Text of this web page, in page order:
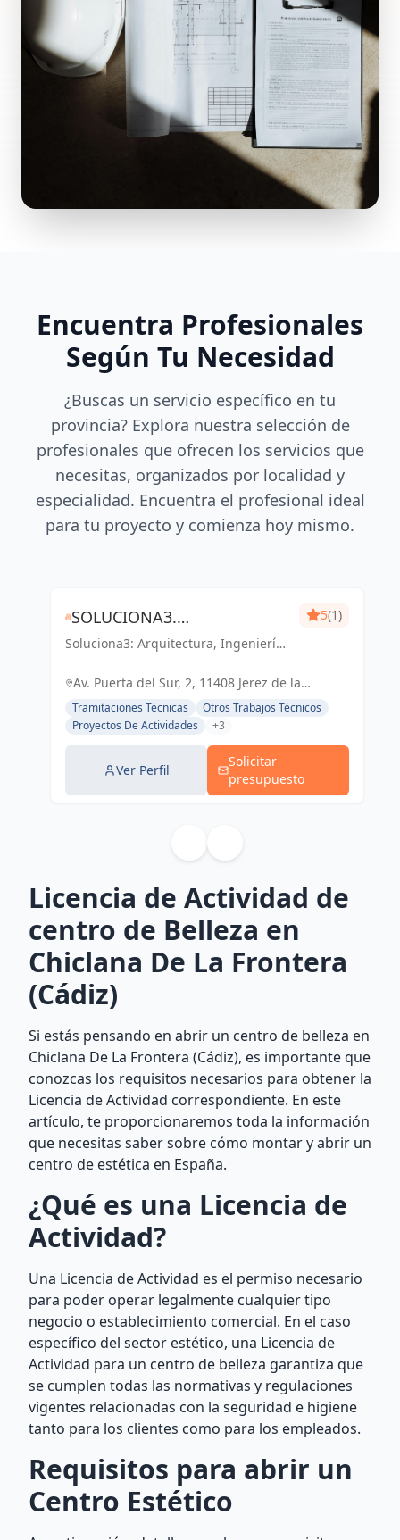
Encuentra Profesionales
Según Tu Necesidad
¿Buscas un servicio específico en tu
provincia? Explora nuestra selección de
profesionales que ofrecen los servicios que
necesitas, organizados por localidad y
especialidad. Encuentra el profesional ideal
para tu proyecto y comienza hoy mismo.
SOLUCIONA3.
ARQUITECTURA-INGENIERÍA-
EFICIENCIA ENERGÉTICA
Soluciona3: Arquitectura, Ingeniería
integrales para tu proyecto en Cádiz
5(1)
Av. Puerta del Sur, 2, 11408 Jerez de la
Frontera, Cádiz, España, España
Tramitaciones Técnicas
Otros Trabajos Técnicos
Proyectos De Actividades
+3
Ver Perfil
Solicitar
presupuesto
Licencia de Actividad de
centro de Belleza en
Chiclana De La Frontera
(Cádiz)
Si estás pensando en abrir un centro de belleza en
Chiclana De La Frontera (Cádiz), es importante que
conozcas los requisitos necesarios para obtener la
Licencia de Actividad correspondiente. En este
artículo, te proporcionaremos toda la información
que necesitas saber sobre cómo montar y abrir un
centro de estética en España.
¿Qué es una Licencia de
Actividad?
Una Licencia de Actividad es el permiso necesario
para poder operar legalmente cualquier tipo
negocio o establecimiento comercial. En el caso
específico del sector estético, una Licencia de
Actividad para un centro de belleza garantiza que
se cumplen todas las normativas y regulaciones
vigentes relacionadas con la seguridad e higiene
tanto para los clientes como para los empleados.
Requisitos para abrir un
Centro Estético